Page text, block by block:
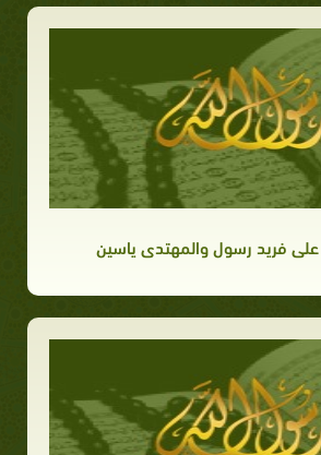
على فريد رسول والمهتدى ياسين